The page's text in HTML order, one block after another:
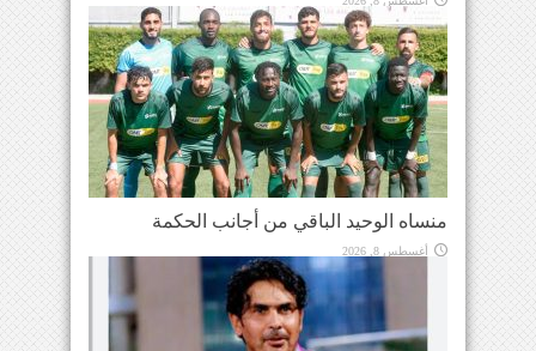
منساه الوحيد الباقي من أجانب الحكمة
أغسطس 8, 2026